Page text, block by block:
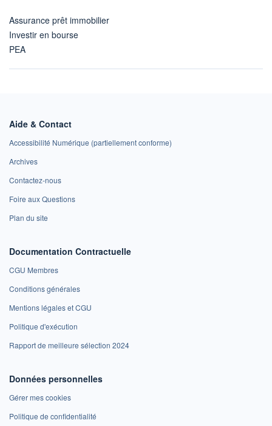
Assurance prêt immobilier
Investir en bourse
PEA
Aide & Contact
Accessibilité Numérique (partiellement conforme)
Archives
Contactez-nous
Foire aux Questions
Plan du site
Documentation Contractuelle
CGU Membres
Conditions générales
Mentions légales et CGU
Politique d'exécution
Rapport de meilleure sélection 2024
Données personnelles
Gérer mes cookies
Politique de confidentialité